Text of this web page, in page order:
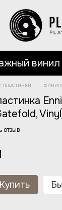
винил
отзыв
Купить